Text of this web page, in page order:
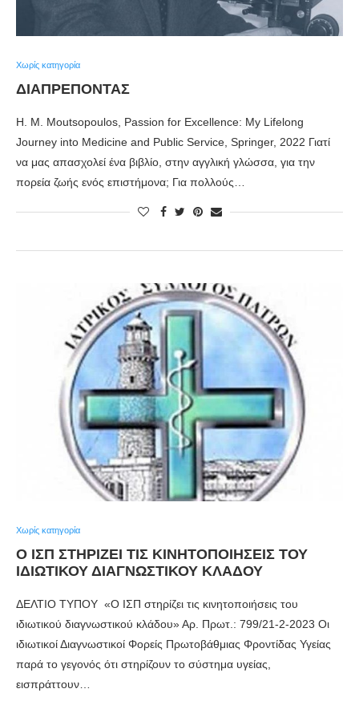
Χωρίς κατηγορία
ΔΙΑΠΡΈΠΟΝΤΑΣ
Η. Μ. Moutsopoulos, Passion for Excellence: My Lifelong
Journey into Medicine and Public Service, Springer, 2022 Γιατί
να μας απασχολεί ένα βιβλίο, στην αγγλική γλώσσα, για την
πορεία ζωής ενός επιστήμονα; Για πολλούς…
Χωρίς κατηγορία
Ο ΙΣΠ ΣΤΗΡΊΖΕΙ ΤΙΣ ΚΙΝΗΤΟΠΟΙΉΣΕΙΣ ΤΟΥ
ΙΔΙΩΤΙΚΟΎ ΔΙΑΓΝΩΣΤΙΚΟΎ ΚΛΆΔΟΥ
ΔΕΛΤΙΟ ΤΥΠΟΥ «Ο ΙΣΠ στηρίζει τις κινητοποιήσεις του
ιδιωτικού διαγνωστικού κλάδου» Αρ. Πρωτ.: 799/21-2-2023 Οι
ιδιωτικοί Διαγνωστικοί Φορείς Πρωτοβάθμιας Φροντίδας Υγείας
παρά το γεγονός ότι στηρίζουν το σύστημα υγείας,
εισπράττουν…